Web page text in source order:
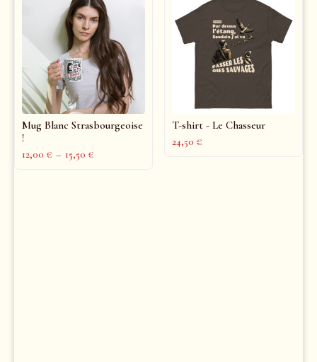
Mug Blanc Strasbourgeoise
!
12,00 € – 15,50 €
T-shirt - Le Chasseur
24,50 €